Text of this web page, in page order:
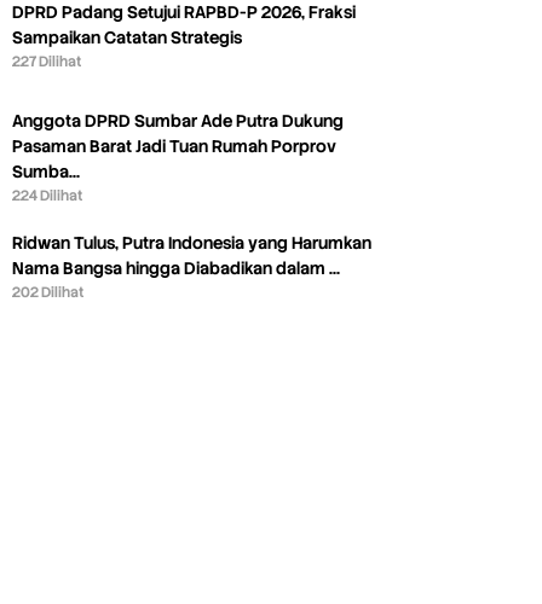
DPRD Padang Setujui RAPBD-P 2026, Fraksi
Sampaikan Catatan Strategis
227 Dilihat
Anggota DPRD Sumbar Ade Putra Dukung
Pasaman Barat Jadi Tuan Rumah Porprov
Sumba…
224 Dilihat
Ridwan Tulus, Putra Indonesia yang Harumkan
Nama Bangsa hingga Diabadikan dalam …
202 Dilihat